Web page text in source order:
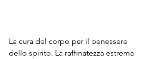
La cura del corpo per il benessere
dello spirito. La raffinatezza estrema